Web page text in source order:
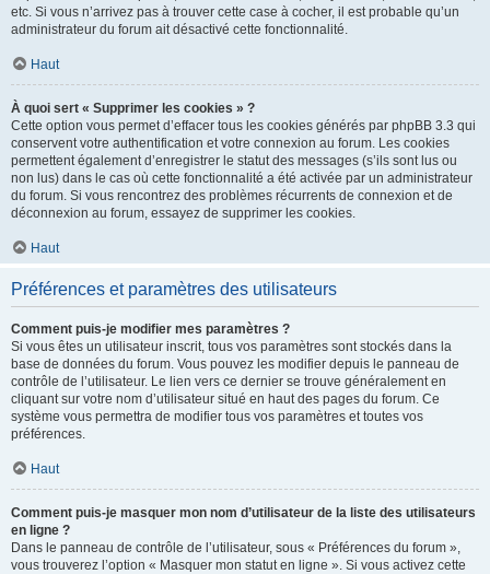
etc. Si vous n’arrivez pas à trouver cette case à cocher, il est probable qu’un
administrateur du forum ait désactivé cette fonctionnalité.
Haut
À quoi sert « Supprimer les cookies » ?
Cette option vous permet d’effacer tous les cookies générés par phpBB 3.3 qui
conservent votre authentification et votre connexion au forum. Les cookies
permettent également d’enregistrer le statut des messages (s’ils sont lus ou
non lus) dans le cas où cette fonctionnalité a été activée par un administrateur
du forum. Si vous rencontrez des problèmes récurrents de connexion et de
déconnexion au forum, essayez de supprimer les cookies.
Haut
Préférences et paramètres des utilisateurs
Comment puis-je modifier mes paramètres ?
Si vous êtes un utilisateur inscrit, tous vos paramètres sont stockés dans la
base de données du forum. Vous pouvez les modifier depuis le panneau de
contrôle de l’utilisateur. Le lien vers ce dernier se trouve généralement en
cliquant sur votre nom d’utilisateur situé en haut des pages du forum. Ce
système vous permettra de modifier tous vos paramètres et toutes vos
préférences.
Haut
Comment puis-je masquer mon nom d’utilisateur de la liste des utilisateurs
en ligne ?
Dans le panneau de contrôle de l’utilisateur, sous « Préférences du forum »,
vous trouverez l’option « Masquer mon statut en ligne ». Si vous activez cette